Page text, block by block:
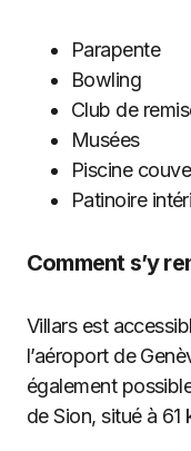
Parapente
Bowling
Club de
Musées
Piscine
Patinoire
Comment s’y
Villars est
l’aéroport de
également
de Sion, situé à 61